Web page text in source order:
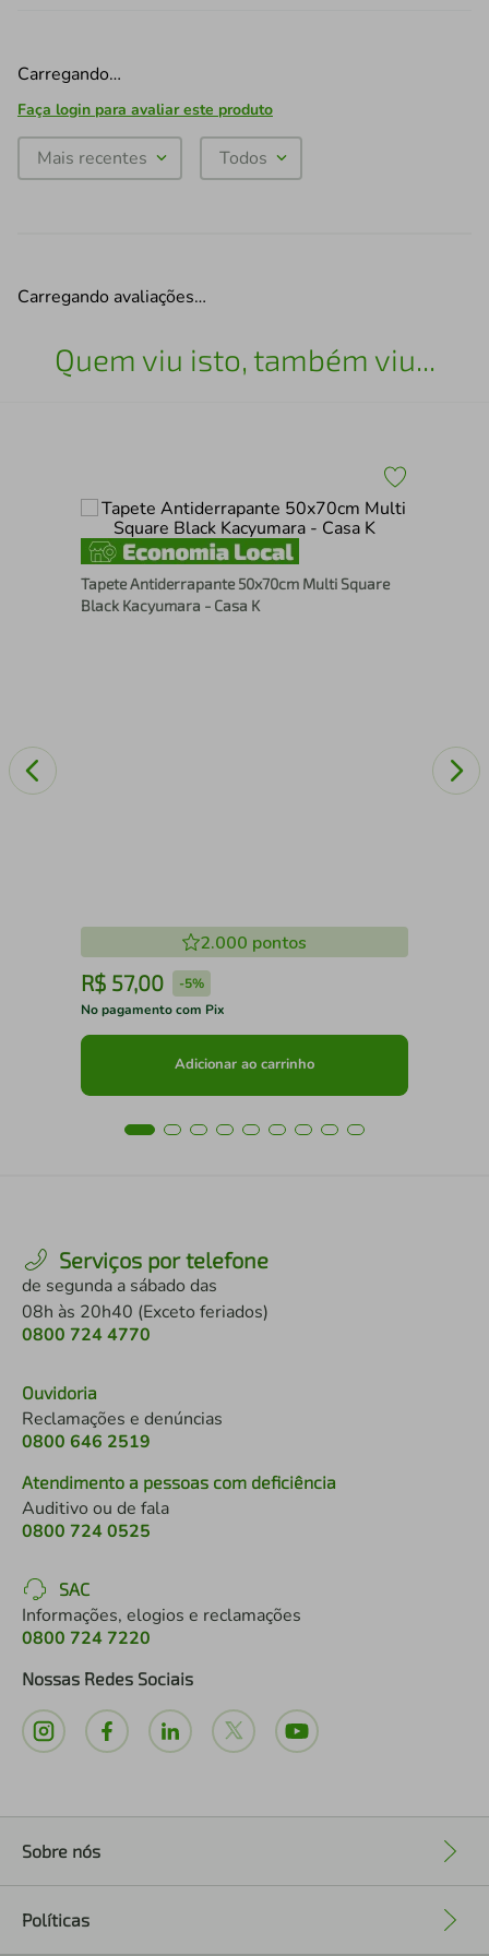
Carregando…
Faça login para avaliar este produto
Mais recentes Todos
Carregando avaliações…
Quem viu isto, também viu...
Tapete Antiderrapante 50x70cm Multi Square
Black Kacyumara - Casa K
2.000 pontos
R$ 57,00 -5%
No pagamento com Pix
Adicionar ao carrinho
Serviços por telefone
de segunda a sábado das
08h às 20h40 (Exceto feriados)
0800 724 4770
Ouvidoria
Reclamações e denúncias
0800 646 2519
Atendimento a pessoas com deficiência
Auditivo ou de fala
0800 724 0525
SAC
Informações, elogios e reclamações
0800 724 7220
Nossas Redes Sociais
Sobre nós
Políticas